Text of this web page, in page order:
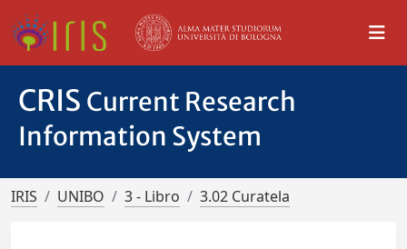
CRIS Current Research
Information System
IRIS UNIBO 3 - Libro 3.02 Curatela